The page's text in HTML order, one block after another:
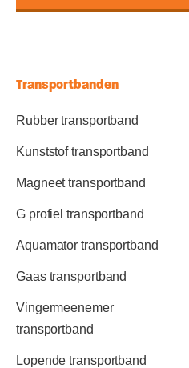
Transportbanden
Rubber transportband
Kunststof transportband
Magneet transportband
G profiel transportband
Aquamator transportband
Gaas transportband
Vingermeenemer
transportband
Lopende transportband